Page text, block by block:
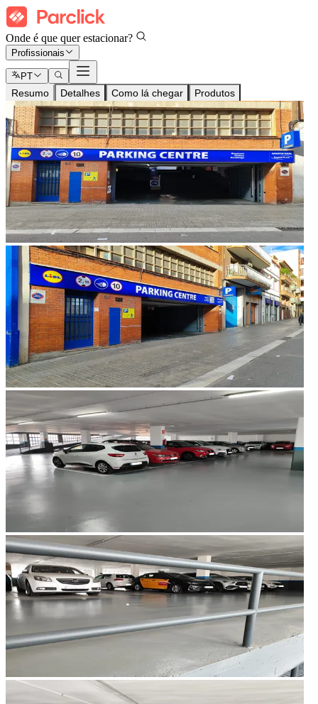
Onde é que quer estacionar?
Profissionais
PT
Resumo Detalhes Como lá chegar Produtos